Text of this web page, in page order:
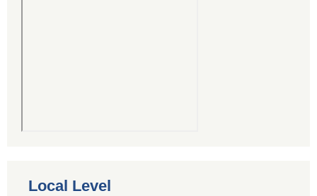
Local Level